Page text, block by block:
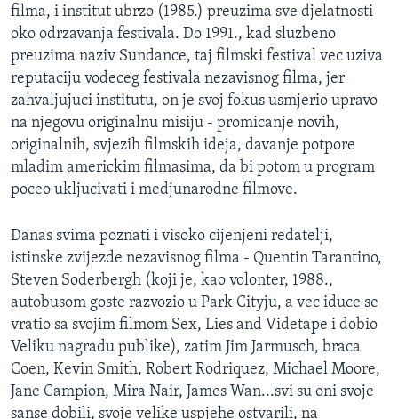
filma, i institut ubrzo (1985.) preuzima sve djelatnosti
oko odrzavanja festivala. Do 1991., kad sluzbeno
preuzima naziv Sundance, taj filmski festival vec uziva
reputaciju vodeceg festivala nezavisnog filma, jer
zahvaljujuci institutu, on je svoj fokus usmjerio upravo
na njegovu originalnu misiju - promicanje novih,
originalnih, svjezih filmskih ideja, davanje potpore
mladim americkim filmasima, da bi potom u program
poceo ukljucivati i medjunarodne filmove.
Danas svima poznati i visoko cijenjeni redatelji,
istinske zvijezde nezavisnog filma - Quentin Tarantino,
Steven Soderbergh (koji je, kao volonter, 1988.,
autobusom goste razvozio u Park Cityju, a vec iduce se
vratio sa svojim filmom Sex, Lies and Videtape i dobio
Veliku nagradu publike), zatim Jim Jarmusch, braca
Coen, Kevin Smith, Robert Rodriquez, Michael Moore,
Jane Campion, Mira Nair, James Wan...svi su oni svoje
sanse dobili, svoje velike uspjehe ostvarili, na